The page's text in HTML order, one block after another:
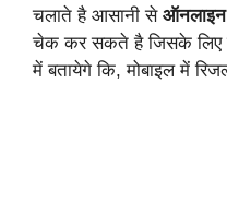
चलाते है आसानी सेऑनलाइन
चेक कर सकते है जिसके लिए
में बतायेगे कि, मोबाइल में